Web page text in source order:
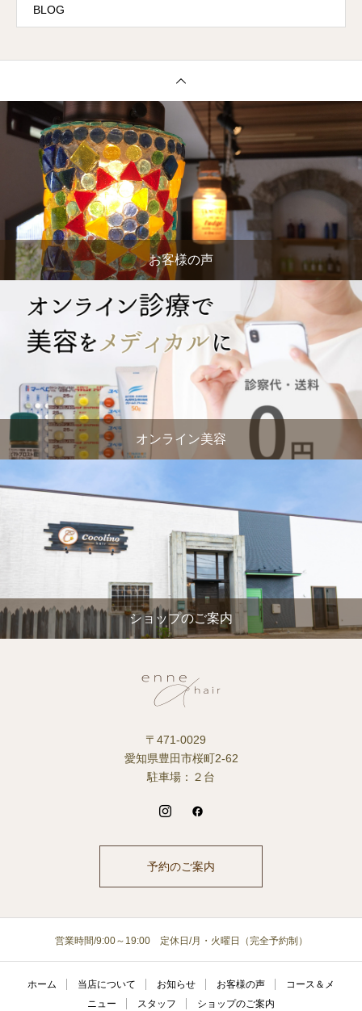
BLOG
お客様の声
オンライン美容
ショップのご案内
〒471-0029
愛知県豊田市桜町2-62
駐車場：２台
予約のご案内
営業時間/9:00～19:00 定休日/月・火曜日（完全予約制）
ホーム 当店について お知らせ お客様の声
コース＆メ
ニュー
スタッフ ショップのご案内